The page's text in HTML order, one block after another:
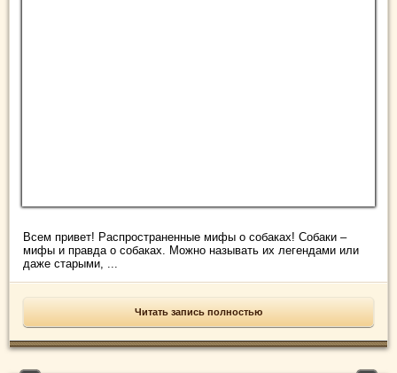
Всем привет! Распространенные мифы о собаках! Собаки –
мифы и правда о собаках. Можно называть их легендами или
даже старыми, ...
Читать запись полностью